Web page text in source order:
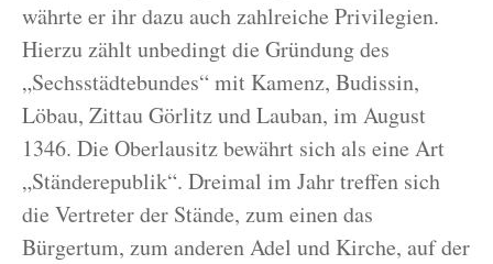
währte er ihr dazu auch zahlreiche Privilegien.
Hierzu zählt unbedingt die Gründung des
„Sechsstädtebundes“ mit Kamenz, Budissin,
Löbau, Zittau Görlitz und Lauban, im August
1346. Die Oberlausitz bewährt sich als eine Art
„Ständerepublik“. Dreimal im Jahr treffen sich
die Vertreter der Stände, zum einen das
Bürgertum, zum anderen Adel und Kirche, auf der